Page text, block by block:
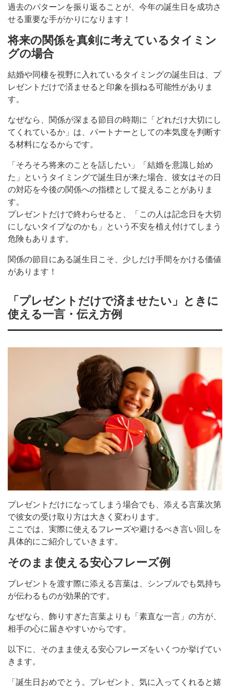
過去のパターンを振り返ることが、今年の誕生日を成功さ
せる重要な手がかりになります！
将来の関係を真剣に考えているタイミン
グの場合
結婚や同棲を視野に入れているタイミングの誕生日は、プ
レゼントだけで済ませると印象を損ねる可能性がありま
す。
なぜなら、関係が深まる節目の時期に「どれだけ大切にし
てくれているか」は、パートナーとしての本気度を判断す
る材料になるからです。
「そろそろ将来のことを話したい」「結婚を意識し始め
た」というタイミングで誕生日が来た場合、彼女はその日
の対応を今後の関係への指標として捉えることがありま
す。
プレゼントだけで終わらせると、「この人は記念日を大切
にしないタイプなのかも」という不安を植え付けてしまう
危険もあります。
関係の節目にある誕生日こそ、少しだけ手間をかける価値
があります！
「プレゼントだけで済ませたい」ときに
使える一言・伝え方例
プレゼントだけになってしまう場合でも、添える言葉次第
で彼女の受け取り方は大きく変わります。
ここでは、実際に使えるフレーズや避けるべき言い回しを
具体的にご紹介していきます。
そのまま使える安心フレーズ例
プレゼントを渡す際に添える言葉は、シンプルでも気持ち
が伝わるものが効果的です。
なぜなら、飾りすぎた言葉よりも「素直な一言」の方が、
相手の心に届きやすいからです。
以下に、そのまま使える安心フレーズをいくつか挙げてい
きます。
「誕生日おめでとう。プレゼント、気に入ってくれると嬉